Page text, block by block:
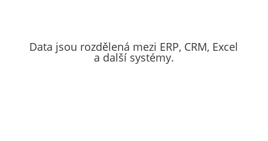
Data jsou rozdělená mezi ERP, CRM, Excel
a další systémy.